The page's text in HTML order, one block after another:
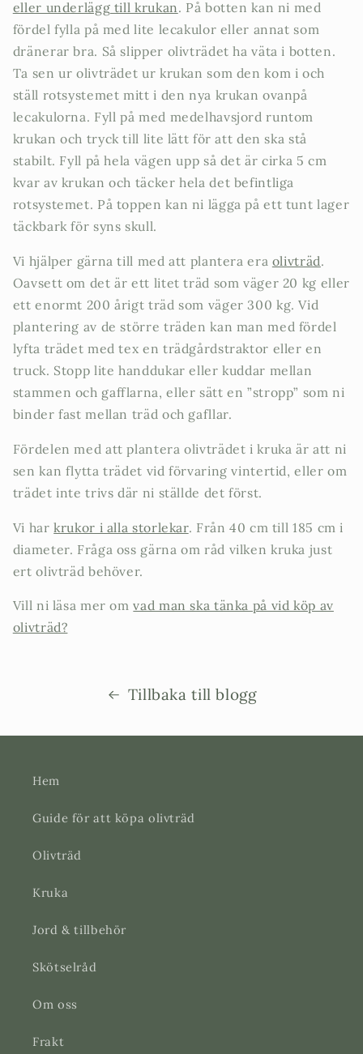
eller underlägg till krukan. På botten kan ni med
fördel fylla på med lite lecakulor eller annat som
dränerar bra. Så slipper olivträdet ha väta i botten.
Ta sen ur olivträdet ur krukan som den kom i och
ställ rotsystemet mitt i den nya krukan ovanpå
lecakulorna. Fyll på med medelhavsjord runtom
krukan och tryck till lite lätt för att den ska stå
stabilt. Fyll på hela vägen upp så det är cirka 5 cm
kvar av krukan och täcker hela det befintliga
rotsystemet. På toppen kan ni lägga på ett tunt lager
täckbark för syns skull.
Vi hjälper gärna till med att plantera era olivträd.
Oavsett om det är ett litet träd som väger 20 kg eller
ett enormt 200 årigt träd som väger 300 kg. Vid
plantering av de större träden kan man med fördel
lyfta trädet med tex en trädgårdstraktor eller en
truck. Stopp lite handdukar eller kuddar mellan
stammen och gafflarna, eller sätt en ”stropp” som ni
binder fast mellan träd och gafllar.
Fördelen med att plantera olivträdet i kruka är att ni
sen kan flytta trädet vid förvaring vintertid, eller om
trädet inte trivs där ni ställde det först.
Vi harkrukor i alla storlekar. Från 40 cm till 185 cm i
diameter. Fråga oss gärna om råd vilken kruka just
ert olivträd behöver.
Vill ni läsa mer omvad man ska tänka på vid köp av
olivträd?
Tillbaka till blogg
Hem
Guide för att köpa olivträd
Olivträd
Kruka
Jord & tillbehör
Skötselråd
Om oss
Frakt